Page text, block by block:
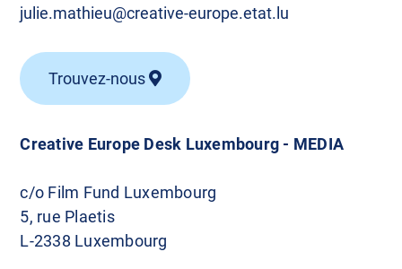
Creative Europe Desk Luxembourg - MEDIA
c/o Film Fund Luxembourg
5, rue Plaetis
L-2338 Luxembourg
julie.mathieu@creative-europe.etat.lu
Trouvez-nous